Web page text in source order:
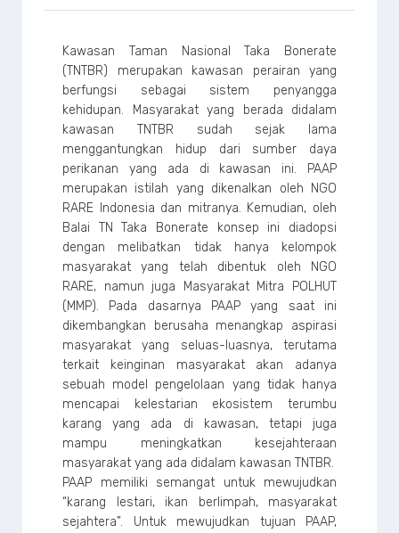
Kawasan Taman Nasional Taka Bonerate
(TNTBR) merupakan kawasan perairan yang
berfungsi sebagai sistem penyangga
kehidupan. Masyarakat yang berada didalam
kawasan TNTBR sudah sejak lama
menggantungkan hidup dari sumber daya
perikanan yang ada di kawasan ini. PAAP
merupakan istilah yang dikenalkan oleh NGO
RARE Indonesia dan mitranya. Kemudian, oleh
Balai TN Taka Bonerate konsep ini diadopsi
dengan melibatkan tidak hanya kelompok
masyarakat yang telah dibentuk oleh NGO
RARE, namun juga Masyarakat Mitra POLHUT
(MMP). Pada dasarnya PAAP yang saat ini
dikembangkan berusaha menangkap aspirasi
masyarakat yang seluas-luasnya, terutama
terkait keinginan masyarakat akan adanya
sebuah model pengelolaan yang tidak hanya
mencapai kelestarian ekosistem terumbu
karang yang ada di kawasan, tetapi juga
mampu meningkatkan kesejahteraan
masyarakat yang ada didalam kawasan TNTBR.
PAAP memiliki semangat untuk mewujudkan
“karang lestari, ikan berlimpah, masyarakat
sejahtera”. Untuk mewujudkan tujuan PAAP,